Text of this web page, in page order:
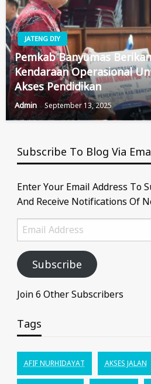
JATENG DIY
Pemkab Banyumas
Kendaraan Operasional
Akses Pendidikan
Admin September 13, 2025
Subscribe To Blog Via
Enter Your Email Address To
And Receive Notifications Of
Email
Address
Subscribe
Join 6 Other Subscribers
Tags
AFIF NURHIDAYAT AKSES JALAN